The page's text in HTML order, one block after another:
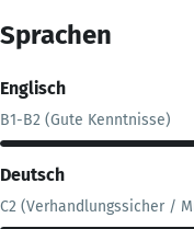
Sprachen
Englisch
B1-B2 (Gute Kenntnisse)
Deutsch
C2 (Verhandlungssicher /